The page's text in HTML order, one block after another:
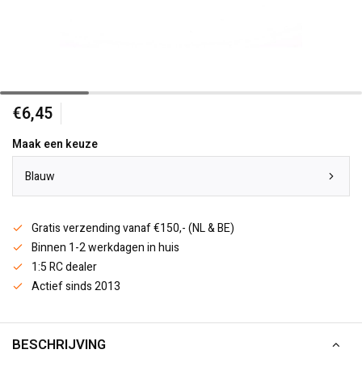
€6,45
Maak een keuze
Blauw
Gratis verzending vanaf €150,- (NL & BE)
Binnen 1-2 werkdagen in huis
1:5 RC dealer
Actief sinds 2013
BESCHRIJVING